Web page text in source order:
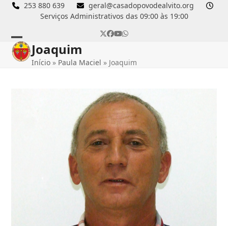
Skip
253 880 639
geral@casadopovodealvito.org
Serviços Administrativos das 09:00 às 19:00
Twitter
Facebook
YouTube
Whatsapp
Open
mobile
Close
mobile
Joaquim
Início » Paula Maciel » Joaquim